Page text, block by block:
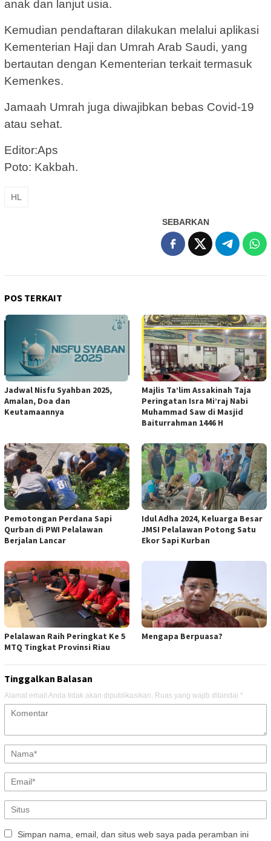
anak dan lanjut usia.
Kemudian pendaftaran dilakukan melalui aplikasi
Kementerian Haji dan Umrah Arab Saudi, yang
bertautan dengan Kementerian terkait termasuk
Kemenkes.
Jamaah Umrah juga diwajibkan bebas Covid-19
atau sehat.
Editor:Aps
Poto: Kakbah.
HL
SEBARKAN
POS TERKAIT
Jadwal Nisfu Syahban 2025,
Amalan, Doa dan
Keutamaannya
Majlis Ta’lim Assakinah Taja
Peringatan Isra Mi’raj Nabi
Muhammad Saw di Masjid
Baiturrahman 1446 H
Pemotongan Perdana Sapi
Qurban di PWI Pelalawan
Berjalan Lancar
Idul Adha 2024, Keluarga Besar
JMSI Pelalawan Potong Satu
Ekor Sapi Kurban
Pelalawan Raih Peringkat Ke 5
MTQ Tingkat Provinsi Riau
Mengapa Berpuasa?
Tinggalkan Balasan
Alamat email Anda tidak akan dipublikasikan. Ruas yang wajib ditandai *
Simpan nama, email, dan situs web saya pada peramban ini